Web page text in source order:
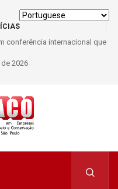
conferência internacional que
limpeza e segurança
2026